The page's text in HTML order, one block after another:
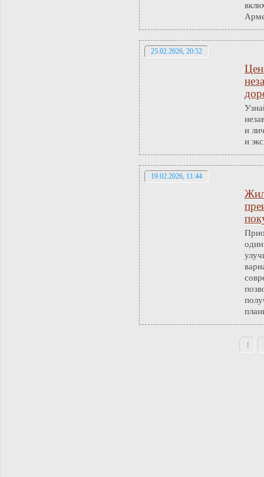
25.02.2026, 20:52
и
и
19.02.2026, 11:44
1